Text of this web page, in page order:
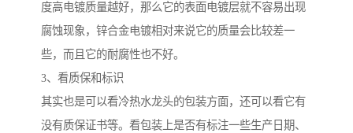
度高电镀质量越好，那么它的表面电镀层就不容易出现
腐蚀现象，锌合金电镀相对来说它的质量会比较差一
些，而且它的耐腐性也不好。
3、看质保和标识
其实也是可以看冷热水龙头的包装方面，还可以看它有
没有质保证书等。看包装上是否有标注一些生产日期、